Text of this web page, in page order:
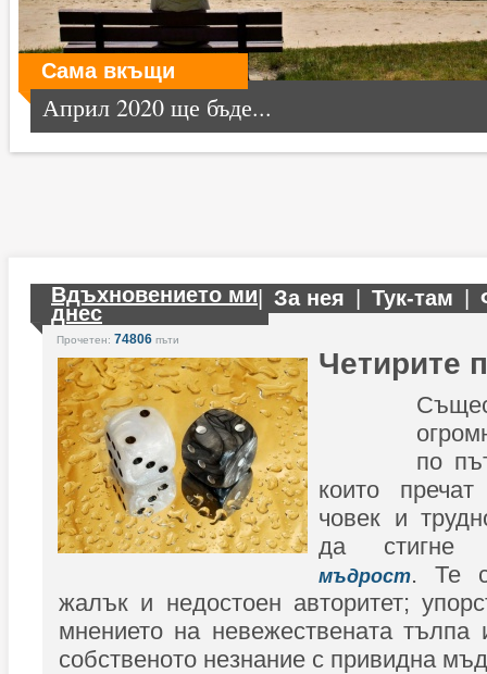
Сама вкъщи
Април 2020 ще бъде...
Вдъхновението ми
днес
За нея Тук-там
Прочетен: 74806 пъти
Четирите
по
които
човек и
да стигне
мъдрост. Те
жалък и недостоен авторитет;
мнението на невежествената тълпа
собственото незнание с привидна